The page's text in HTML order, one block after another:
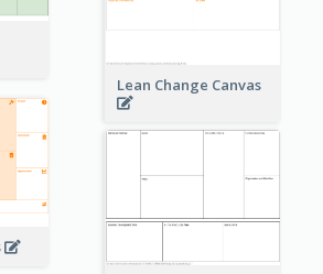
Lean Change Canvas